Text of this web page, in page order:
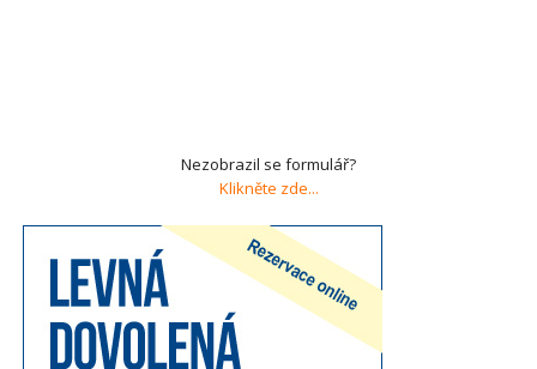
Nezobrazil se formulář?
Klikněte zde...